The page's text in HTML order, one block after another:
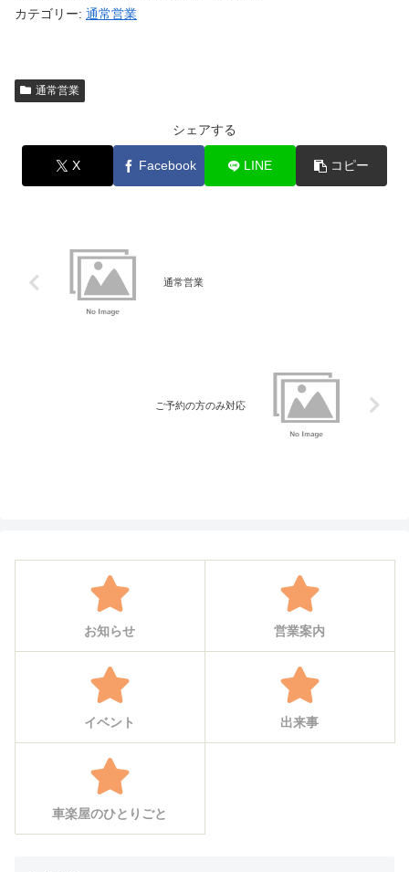
カテゴリー: 通常営業
通常営業
シェアする
X Facebook LINE コピー
通常営業
ご予約の方のみ対応
お知らせ 営業案内
イベント 出来事
車楽屋のひとりごと